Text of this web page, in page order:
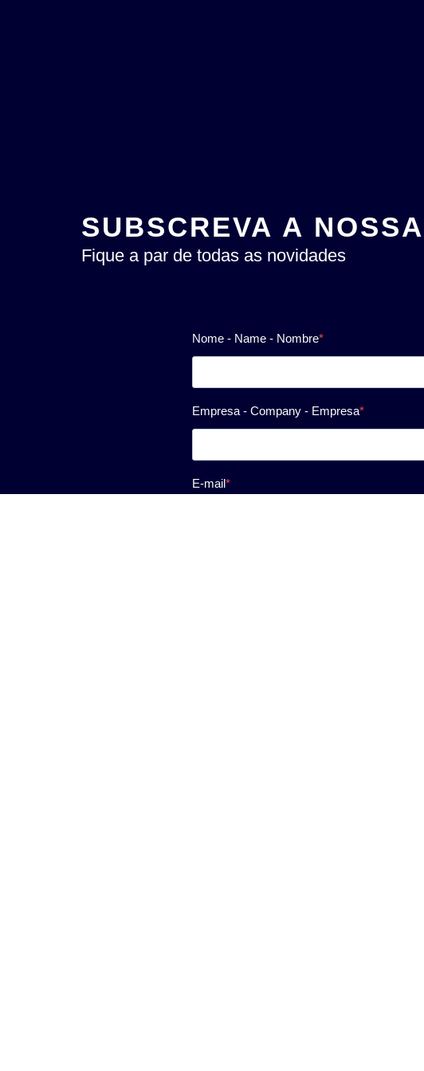
SUBSCREVA A
Fique a par de todas as novidades